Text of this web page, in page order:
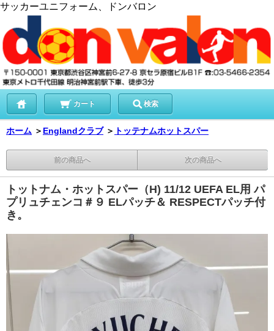
サッカーユニフォーム、ドンバロン
カート 検索
ホーム ＞ Englandクラブ ＞ トッテナムホットスパー
前の商品へ 次の商品へ
トットナム・ホットスパー（H) 11/12 UEFA EL用 パ
プリュチェンコ＃９ ELパッチ＆ RESPECTパッチ付
き。